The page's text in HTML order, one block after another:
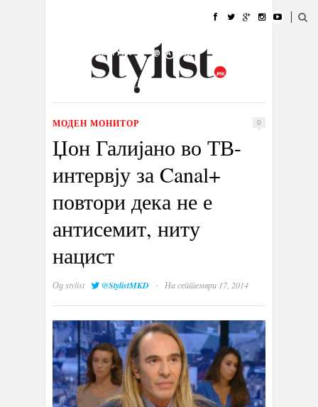
УБАВИНА
КУЛТУРА @РАБОТА
ИЗЛОГ
МОДЕН МОНИТОР 0
Џон Галијано во ТВ-
интервју за Canal+
повтори дека не е
антисемит, ниту
нацист
Одstylist @StylistMKD · На септември 17, 2014